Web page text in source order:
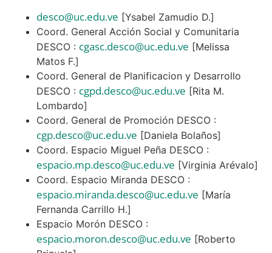
desco@uc.edu.ve [Ysabel Zamudio D.]
Coord. General Acción Social y Comunitaria
DESCO : cgasc.desco@uc.edu.ve [Melissa
Matos F.]
Coord. General de Planificacion y Desarrollo
DESCO : cgpd.desco@uc.edu.ve [Rita M.
Lombardo]
Coord. General de Promoción DESCO :
cgp.desco@uc.edu.ve [Daniela Bolaños]
Coord. Espacio Miguel Peña DESCO :
espacio.mp.desco@uc.edu.ve [Virginia Arévalo]
Coord. Espacio Miranda DESCO :
espacio.miranda.desco@uc.edu.ve [María
Fernanda Carrillo H.]
Espacio Morón DESCO :
espacio.moron.desco@uc.edu.ve [Roberto